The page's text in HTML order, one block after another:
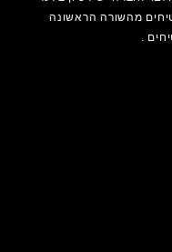
מהשורה הראשונה
.